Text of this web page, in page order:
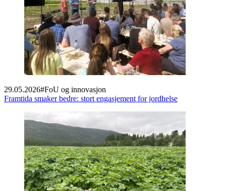
29.05.2026#FoU og innovasjon
Framtida smaker bedre: stort engasjement for jordhelse